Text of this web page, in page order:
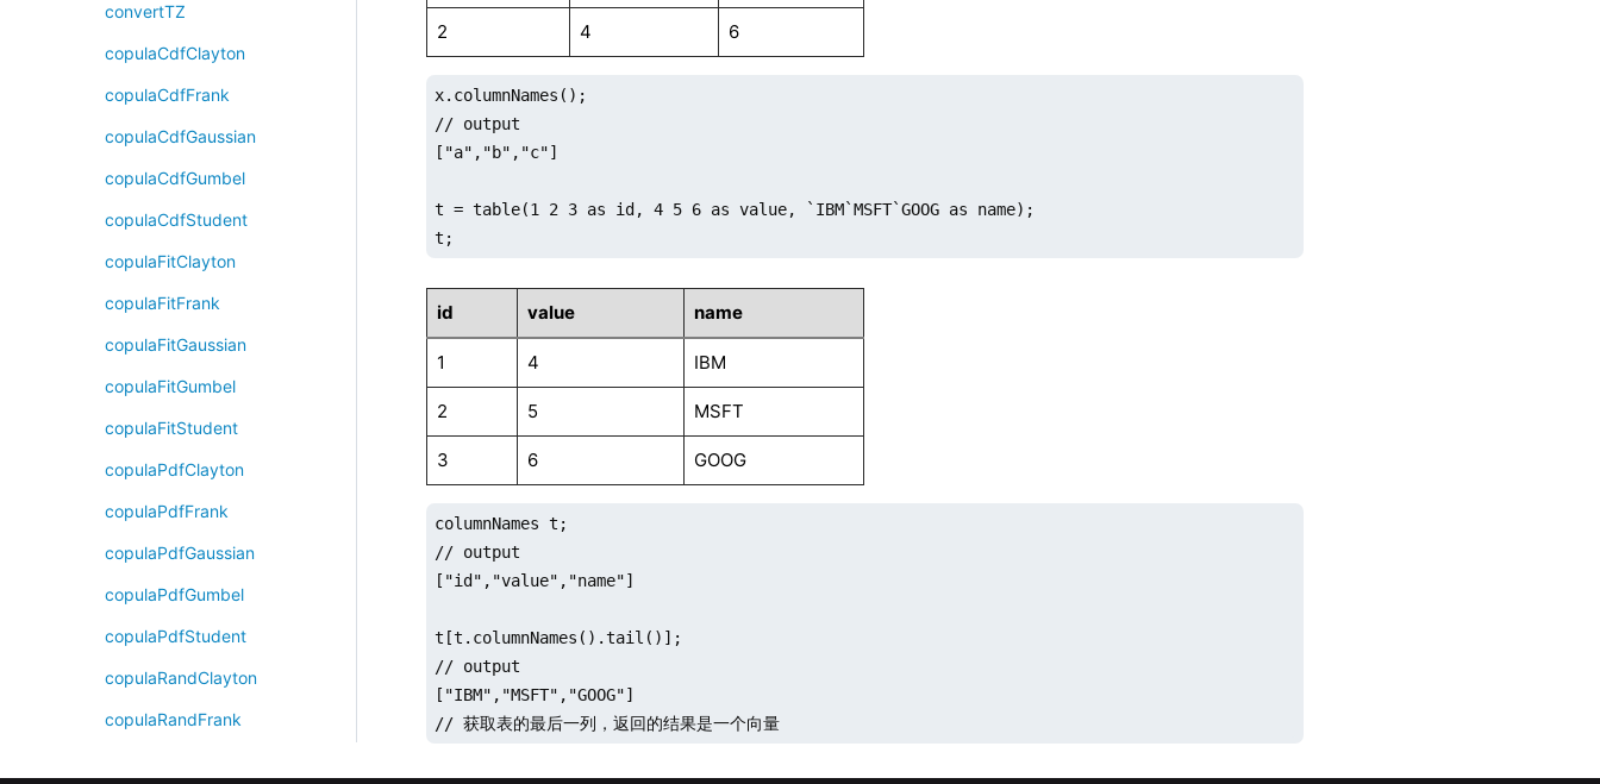
convertTZ
copulaCdfClayton
copulaCdfFrank
copulaCdfGaussian
copulaCdfGumbel
copulaCdfStudent
copulaFitClayton
copulaFitFrank
copulaFitGaussian
copulaFitGumbel
copulaFitStudent
copulaPdfClayton
copulaPdfFrank
copulaPdfGaussian
copulaPdfGumbel
copulaPdfStudent
copulaRandClayton
copulaRandFrank
2 4 6
x.columnNames();
// output
["a","b","c"]
t = table(1 2 3 as id, 4 5 6 as value, `IBM`MSFT`GOOG as name);
t;
id value name
1 4 IBM
2 5 MSFT
3 6 GOOG
columnNames t;
// output
["id","value","name"]
t[t.columnNames().tail()];
// output
["IBM","MSFT","GOOG"]
// 获取表的最后一列，返回的结果是一个向量